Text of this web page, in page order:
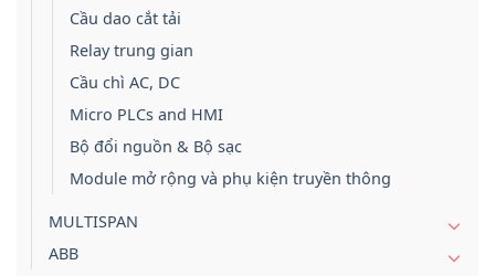
Cầu dao cắt tải
Relay trung gian
Cầu chì AC, DC
Micro PLCs and HMI
Bộ đổi nguồn & Bộ sạc
Module mở rộng và phụ kiện truyền thông
MULTISPAN
ABB